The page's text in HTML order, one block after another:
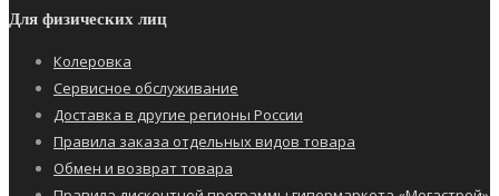
Для физических лиц
Колеровка
Сервисное обслуживание
Доставка в другие регионы России
Правила заказа отдельных видов товара
Обмен и возврат товара